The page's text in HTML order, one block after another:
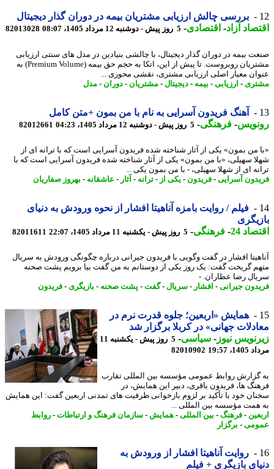
بررسی چالش ارزیابی مشتریان بیمه در دوران گذار دیجیتال
آزاد - اقتصادی-5 روز پیش - دوشنبه 12 مرداد 1405، 08:07 82013028
بیمه در دوران گذار دیجیتال، با چالشی بنیادین در مدل های سنتی ارزیابی
مشتریان روبروست. تا پیش از این، اتکا به حجم حق بیمه (Premium Volume) به
معیار اصلی ارزیابی مشتری، نقشی محوری ...
- ارزیابی -بیمه -دیجیتال-مشتریان-دوران- مدل
آهنگ فریدون آسرایی به نام با من بمون +متن کامل
-فرهنگی-5 روز پیش - دوشنبه 12 مرداد 1405، 04:23 82012661
من بمون» یکی از آثار شناخته شده فریدون آسرایی است که با ترانه ای از
سهیلی، «با من بمون» یکی از آثار شناخته شده فریدون آسرایی است که با
ای از شهلا سهیلی، - با من بمون یکی ...
آسرایی- فریدون-یکی از-ترانه- آثار- عاشقانه-بهروز صفاریان
فیلم / روایت بامزه آناهیتا افشار از نحوه ورودش به دنیای
24
-فرهنگی-5 روز پیش - یکشنبه 11 مرداد 1405، 22:07 82011611
افشار در گفت وگویی با فریدون جیرانی درباره چگونگی ورودش به سریال
گریخت گفت: یک روز یکی از دوستانم به من گفت بیا برویم پشت صحنه
رضا عطاران. -
جیرانی- افشار-سریال-گفت-پشت صحنه-بازیگری- فریدون
همایش «اربعین؛ جلوه قدرت نرم در
جهانی» در کربلا برگزار شد
نیوز-سیاسی-
5 روز پیش - یکشنبه 11
19:57
82010902
روابط عمومی مؤسسه بین المللی تقارب
ها، فریدون باقری، دبیر این همایش، در
خود با تأکید بر لزوم بازخوانی ظرفیت های تمدنی اربعین گفت: این همایش
مؤسسه بین المللی ...
-فرهنگ -بین المللی-همایش-سازمان فرهنگ و ارتباطات-روابط
-برگزار
روایت آناهیتا افشار از ورودش به
بازیگری + فیلم